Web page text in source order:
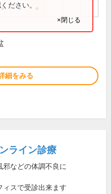
● ●
ださい。
×閉じる
細をみる
ライン診療
邪などの体調不良に
ィスで受診出来ます